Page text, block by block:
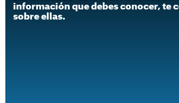
información que debes conocer, te
sobre ellas.